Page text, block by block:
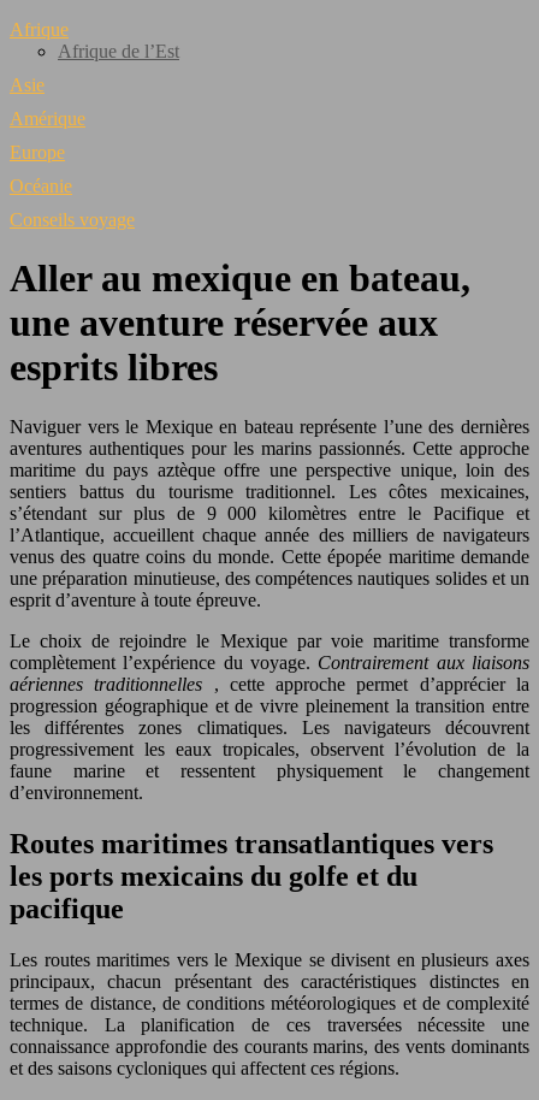
Afrique
Afrique de l’Est
Asie
Amérique
Europe
Océanie
Conseils voyage
Aller au mexique en bateau,
une aventure réservée aux
esprits libres
Naviguer vers le Mexique en bateau représente l’une des dernières
aventures authentiques pour les marins passionnés. Cette approche
maritime du pays aztèque offre une perspective unique, loin des
sentiers battus du tourisme traditionnel. Les côtes mexicaines,
s’étendant sur plus de 9 000 kilomètres entre le Pacifique et
l’Atlantique, accueillent chaque année des milliers de navigateurs
venus des quatre coins du monde. Cette épopée maritime demande
une préparation minutieuse, des compétences nautiques solides et un
esprit d’aventure à toute épreuve.
Le choix de rejoindre le Mexique par voie maritime transforme
complètement l’expérience du voyage. Contrairement aux liaisons
aériennes traditionnelles , cette approche permet d’apprécier la
progression géographique et de vivre pleinement la transition entre
les différentes zones climatiques. Les navigateurs découvrent
progressivement les eaux tropicales, observent l’évolution de la
faune marine et ressentent physiquement le changement
d’environnement.
Routes maritimes transatlantiques vers
les ports mexicains du golfe et du
pacifique
Les routes maritimes vers le Mexique se divisent en plusieurs axes
principaux, chacun présentant des caractéristiques distinctes en
termes de distance, de conditions météorologiques et de complexité
technique. La planification de ces traversées nécessite une
connaissance approfondie des courants marins, des vents dominants
et des saisons cycloniques qui affectent ces régions.